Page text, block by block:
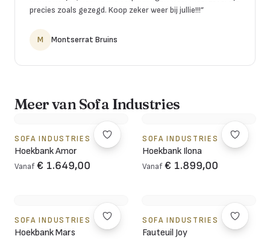
precies zoals gezegd. Koop zeker weer bij jullie!!!”
M Montserrat Bruins
Meer van Sofa Industries
SOFA INDUSTRIES
Hoekbank Amor
Vanaf € 1.649,00
SOFA INDUSTRIES
Hoekbank Ilona
Vanaf € 1.899,00
SOFA INDUSTRIES
Hoekbank Mars
SOFA INDUSTRIES
Fauteuil Joy